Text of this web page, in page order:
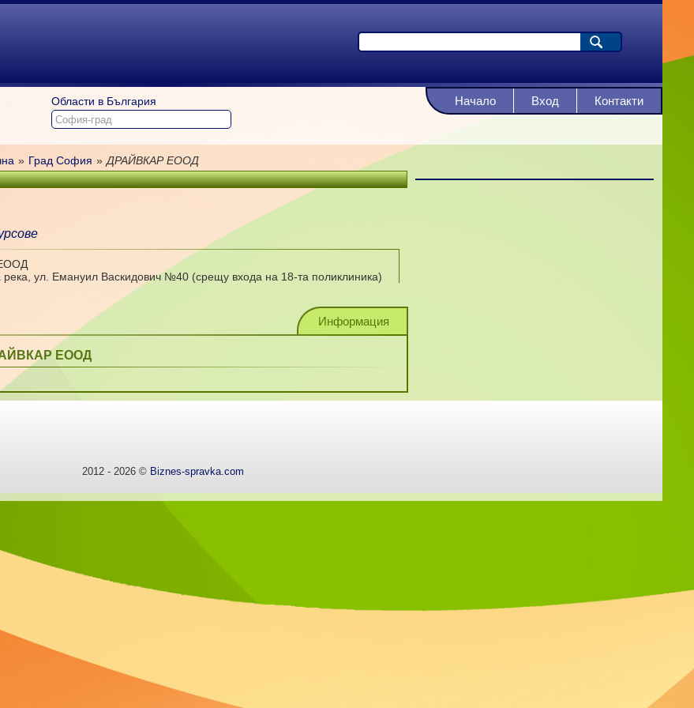
Области в България Начало Вход Контакти
» Град София » ДРАЙВКАР ЕООД
река, ул. Емануил Васкидович №40 (срещу входа на 18-та поликлиника)
Информация
ЕООД
2012 - 2026 © Biznes-spravka.com